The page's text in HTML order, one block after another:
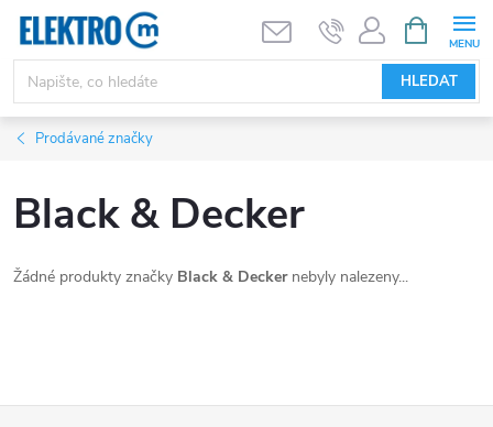
Přejít
obsah
HLEDAT
NÁKUPNÍ
KOŠÍK
Prodávané značky
Black & Decker
Žádné produkty značky Black & Deckernebyly nalezeny...